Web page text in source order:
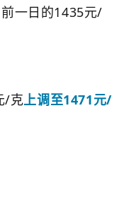
一日的1435元/
/克 上调至1471元/